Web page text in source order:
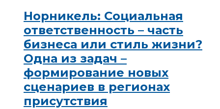
Норникель: Социальная
ответственность – часть
бизнеса или стиль жизни?
Одна из задач –
формирование новых
сценариев в регионах
присутствия